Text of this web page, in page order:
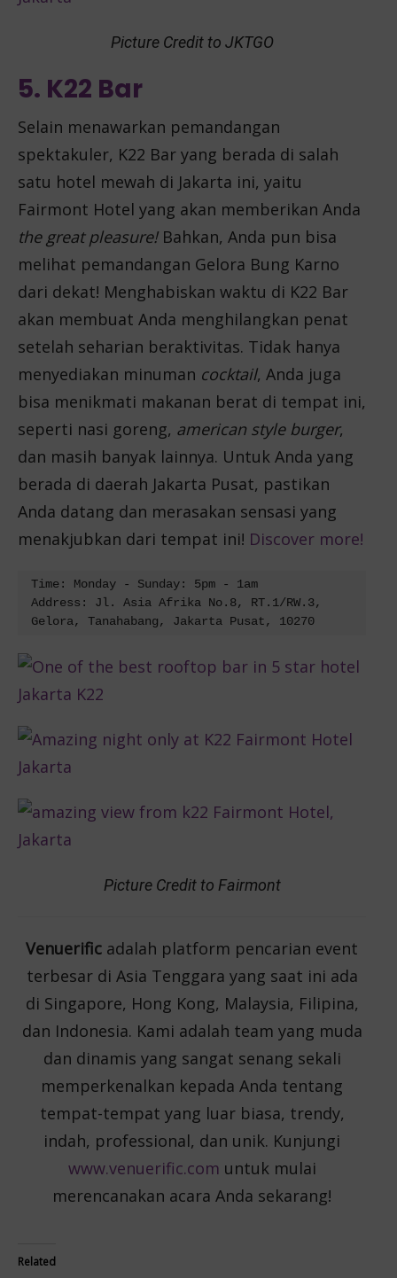
Picture Credit to JKTGO
5. K22 Bar
Selain menawarkan pemandangan
spektakuler, K22 Bar yang berada di salah
satu hotel mewah di Jakarta ini, yaitu
Fairmont Hotel yang akan memberikan Anda
the great pleasure! Bahkan, Anda pun bisa
melihat pemandangan Gelora Bung Karno
dari dekat! Menghabiskan waktu di K22 Bar
akan membuat Anda menghilangkan penat
setelah seharian beraktivitas. Tidak hanya
menyediakan minuman cocktail, Anda juga
bisa menikmati makanan berat di tempat ini,
seperti nasi goreng, american style burger,
dan masih banyak lainnya. Untuk Anda yang
berada di daerah Jakarta Pusat, pastikan
Anda datang dan merasakan sensasi yang
menakjubkan dari tempat ini! Discover more!
Time: Monday - Sunday: 5pm - 1am
Address: Jl. Asia Afrika No.8, RT.1/RW.3,
Gelora, Tanahabang, Jakarta Pusat, 10270
Picture Credit to Fairmont
Venuerific adalah platform pencarian event
terbesar di Asia Tenggara yang saat ini ada
di Singapore, Hong Kong, Malaysia, Filipina,
dan Indonesia. Kami adalah team yang muda
dan dinamis yang sangat senang sekali
memperkenalkan kepada Anda tentang
tempat-tempat yang luar biasa, trendy,
indah, professional, dan unik. Kunjungi
www.venuerific.com untuk mulai
merencanakan acara Anda sekarang!
Related